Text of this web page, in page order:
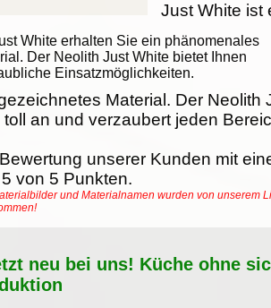
White erhalten Sie ein phänomenales
Der Neolith Just White bietet Ihnen
Einsatzmöglichkeiten.
Just White ist
Material. Der Neolith
toll an und verzaubert jeden
unserer Kunden mit
5 von 5 Punkten.
und Materialnamen wurden von unserem
neu bei uns! Küche ohne